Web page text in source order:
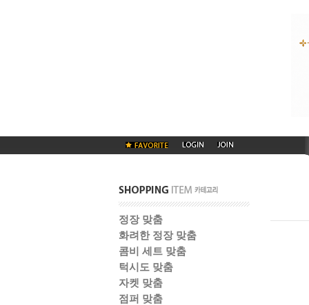
정장 맞춤
화려한 정장 맞춤
콤비 세트 맞춤
턱시도 맞춤
자켓 맞춤
점퍼 맞춤